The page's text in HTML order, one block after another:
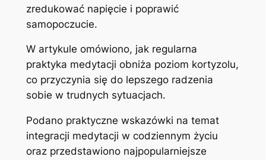
zredukować napięcie i poprawić
samopoczucie.
W artykule omówiono, jak regularna
praktyka medytacji obniża poziom kortyzolu,
co przyczynia się do lepszego radzenia
sobie w trudnych sytuacjach.
Podano praktyczne wskazówki na temat
integracji medytacji w codziennym życiu
oraz przedstawiono najpopularniejsze